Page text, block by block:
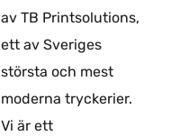
av TB Printsolutions,
ett av Sveriges
största och mest
moderna tryckerier.
Vi är ett